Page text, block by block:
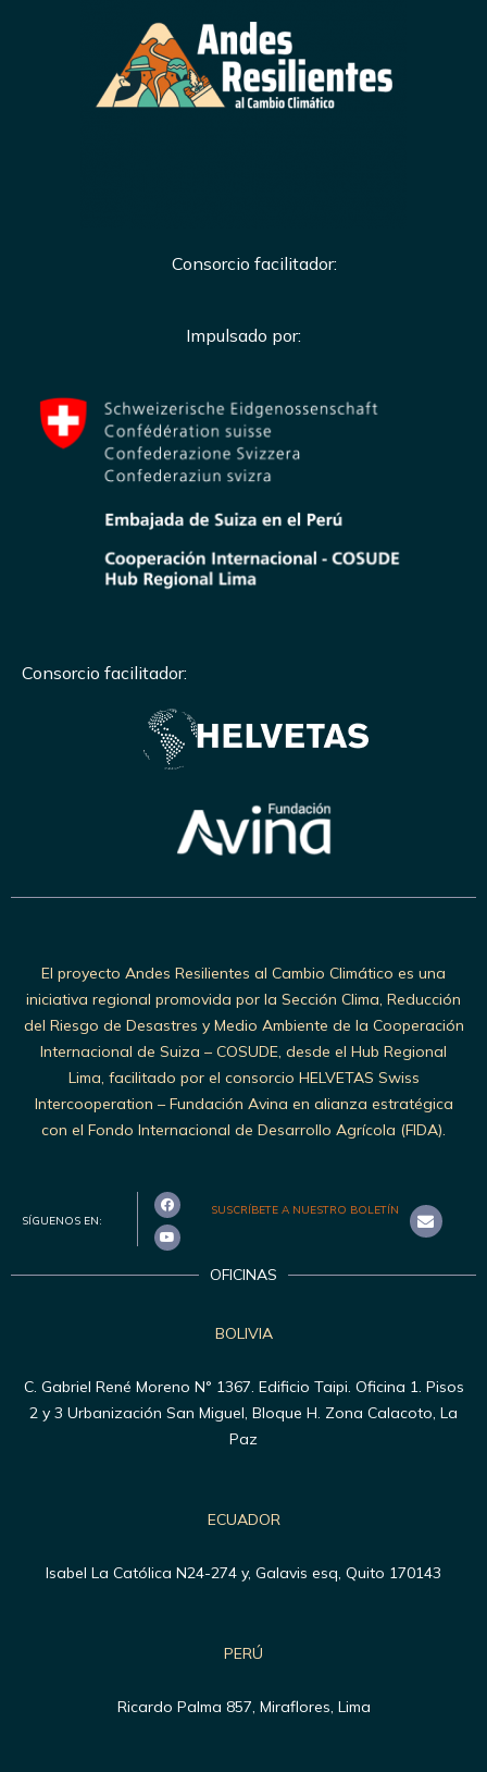
Consorcio facilitador:
Impulsado por:
Consorcio facilitador:
El proyecto Andes Resilientes al Cambio Climático es una
iniciativa regional promovida por la Sección Clima, Reducción
del Riesgo de Desastres y Medio Ambiente de la Cooperación
Internacional de Suiza – COSUDE, desde el Hub Regional
Lima, facilitado por el consorcio HELVETAS Swiss
Intercooperation – Fundación Avina en alianza estratégica
con el Fondo Internacional de Desarrollo Agrícola (FIDA).
SÍGUENOS EN:
SUSCRÍBETE A NUESTRO BOLETÍN
OFICINAS
BOLIVIA
C. Gabriel René Moreno N° 1367. Edificio Taipi. Oficina 1. Pisos
2 y 3 Urbanización San Miguel, Bloque H. Zona Calacoto, La
Paz
ECUADOR
Isabel La Católica N24-274 y, Galavis esq, Quito 170143
PERÚ
Ricardo Palma 857, Miraflores, Lima